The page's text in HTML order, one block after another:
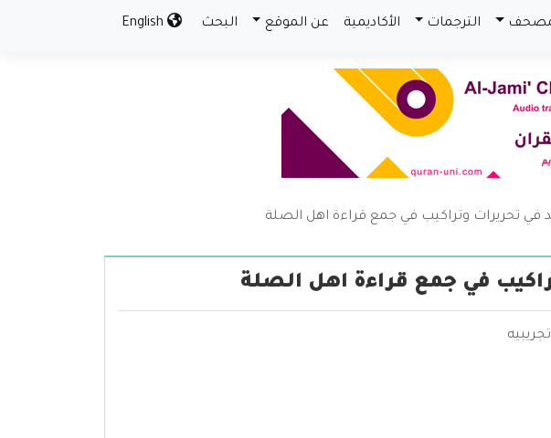
الترجمات الأكاديمية عن الموقع البحث
في تحريرات وتراكيب في جمع قراءة اهل الصلة
في جمع قراءة اهل الصلة